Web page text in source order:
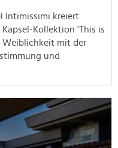
Intimissimi kreiert
Kollektion 'This is
Weiblichkeit mit der
und